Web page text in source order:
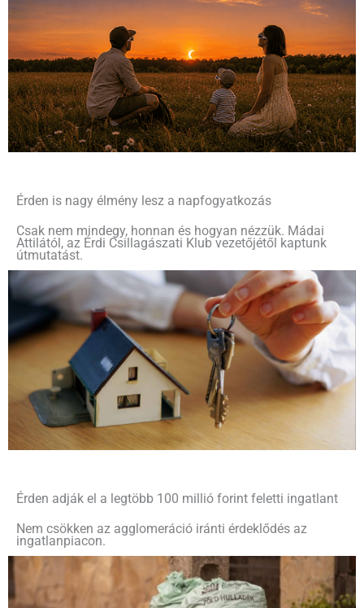
Érden is nagy élmény lesz a napfogyatkozás
Csak nem mindegy, honnan és hogyan nézzük. Mádai
Attilától, az Érdi Csillagászati Klub vezetőjétől kaptunk
útmutatást.
Érden adják el a legtöbb 100 millió forint feletti ingatlant
Nem csökken az agglomeráció iránti érdeklődés az
ingatlanpiacon.